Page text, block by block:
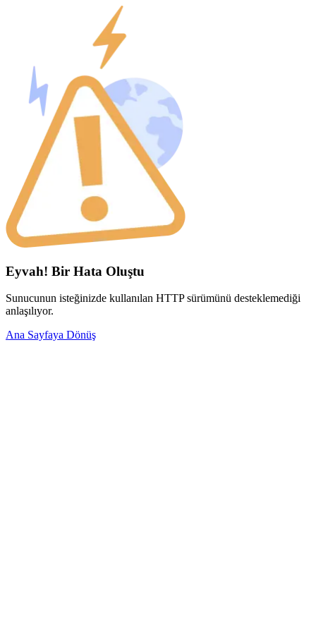
Eyvah! Bir Hata Oluştu
Sunucunun isteğinizde kullanılan HTTP sürümünü desteklemediği
anlaşılıyor.
Ana Sayfaya Dönüş